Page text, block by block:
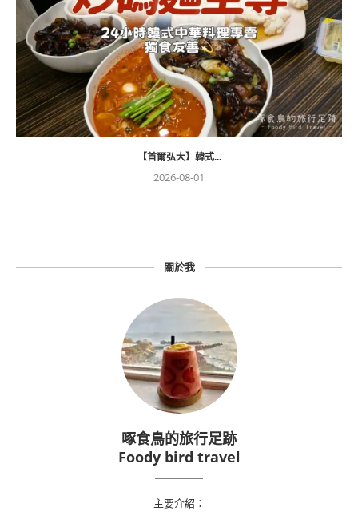
【首爾弘大】韓式...
2026-08-01
關於我
啄食鳥的旅行足跡
Foody bird travel
主要介紹：